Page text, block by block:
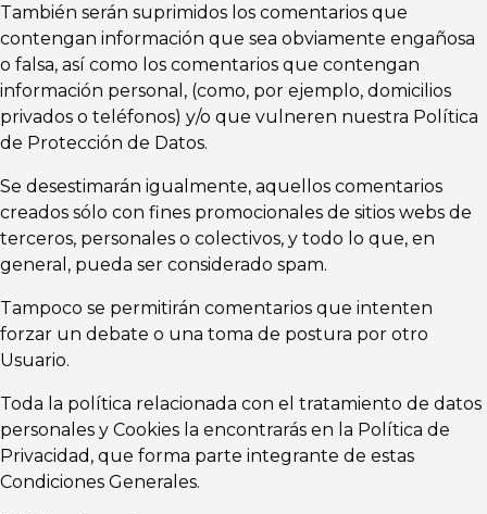
También serán suprimidos los comentarios que
contengan información que sea obviamente engañosa
o falsa, así como los comentarios que contengan
información personal, (como, por ejemplo, domicilios
privados o teléfonos) y/o que vulneren nuestra Política
de Protección de Datos.
Se desestimarán igualmente, aquellos comentarios
creados sólo con fines promocionales de sitios webs de
terceros, personales o colectivos, y todo lo que, en
general, pueda ser considerado spam.
Tampoco se permitirán comentarios que intenten
forzar un debate o una toma de postura por otro
Usuario.
Toda la política relacionada con el tratamiento de datos
personales y Cookies la encontrarás en la Política de
Privacidad, que forma parte integrante de estas
Condiciones Generales.